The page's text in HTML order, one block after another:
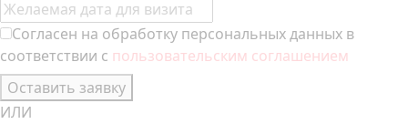
Согласен на обработку персональных данных в
соответствии с пользовательским соглашением
Оставить заявку
ИЛИ